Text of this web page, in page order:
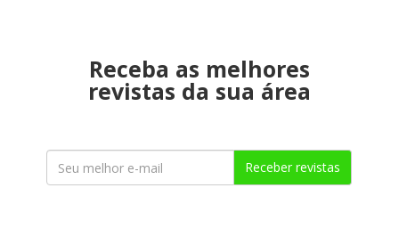
Receba as melhores
revistas da sua área
Receber revistas